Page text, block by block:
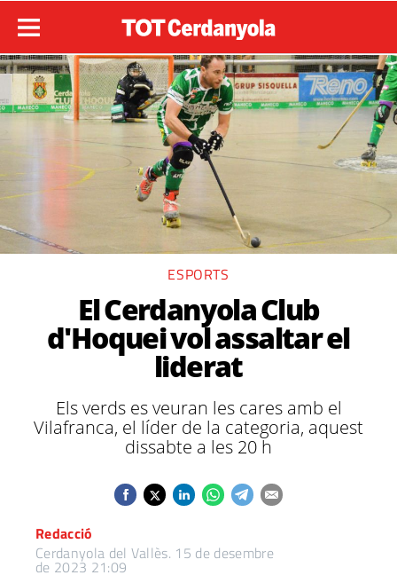
ESPORTS
El Cerdanyola Club
d'Hoquei vol assaltar el
liderat
Els verds es veuran les cares amb el
Vilafranca, el líder de la categoria, aquest
dissabte a les 20 h
Redacció
Cerdanyola del Vallès. 15 de desembre
de 2023 21:09